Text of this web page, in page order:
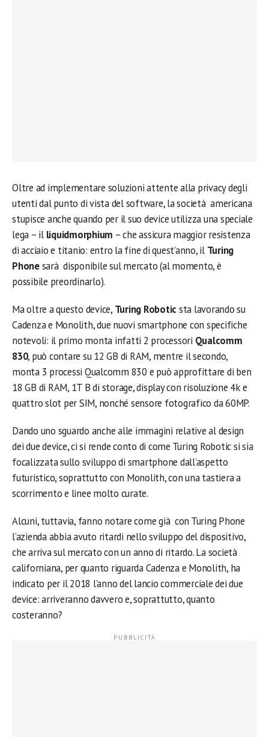
Oltre ad implementare soluzioni attente alla privacy degli
utenti dal punto di vista del software, la società americana
stupisce anche quando per il suo device utilizza una speciale
lega – il liquidmorphium – che assicura maggior resistenza
di acciaio e titanio: entro la fine di quest’anno, il Turing
Phonesarà disponibile sul mercato (al momento, è
possibile preordinarlo).
Ma oltre a questo device, Turing Robotic sta lavorando su
Cadenza e Monolith, due nuovi smartphone con specifiche
notevoli: il primo monta infatti 2 processori Qualcomm
830, può contare su 12 GB di RAM, mentre il secondo,
monta 3 processi Qualcomm 830 e può approfittare di ben
18 GB di RAM, 1T B di storage, display con risoluzione 4k e
quattro slot per SIM, nonché sensore fotografico da 60MP.
Dando uno sguardo anche alle immagini relative al design
dei due device, ci si rende conto di come Turing Robotic si sia
focalizzata sullo sviluppo di smartphone dall’aspetto
futuristico, soprattutto con Monolith, con una tastiera a
scorrimento e linee molto curate.
Alcuni, tuttavia, fanno notare come già con Turing Phone
l’azienda abbia avuto ritardi nello sviluppo del dispositivo,
che arriva sul mercato con un anno di ritardo. La società
californiana, per quanto riguarda Cadenza e Monolith, ha
indicato per il 2018 l’anno del lancio commerciale dei due
device: arriveranno davvero e, soprattutto, quanto
costeranno?